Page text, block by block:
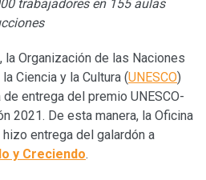
trabajadores en 155 aulas
Organización de las Naciones
Ciencia y la Cultura (UNESCO)
entrega del premio UNESCO-
2021. De esta manera, la Oficina
entrega del galardón a
y Creciendo.